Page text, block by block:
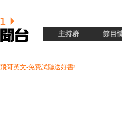
主持群 節目
飛哥英文-免費試聽送好書!